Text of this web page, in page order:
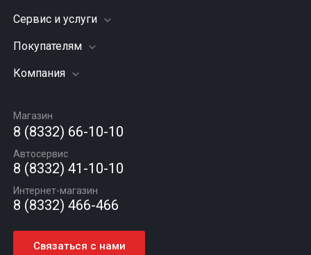
Шины
Грузовые шины
Диски
Автомасла
Сервис и услуги
Заправка кондиционера
Подвеска (ходовая часть)
Шиномонтаж
Покупателям
Акции
Гарантии и возврат
Компания
Вакансии
Новости
Статьи
Контакты
Магазин
8 (8332) 66-10-10
Автосервис
8 (8332) 41-10-10
Интернет-магазин
8 (8332) 466-466
Связаться с нами